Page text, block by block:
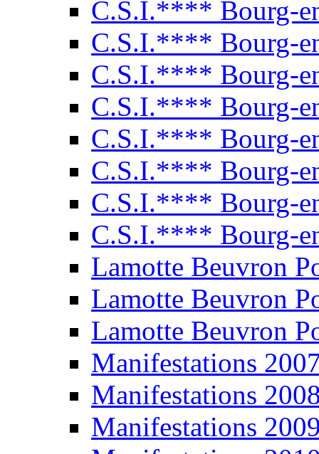
C.S.I.**** Bourg-
C.S.I.**** Bourg-
C.S.I.**** Bourg-
C.S.I.**** Bourg-
C.S.I.**** Bourg-
C.S.I.**** Bourg-
C.S.I.**** Bourg-
C.S.I.**** Bourg-
Lamotte Beuvron
Lamotte Beuvron
Lamotte Beuvron
Manifestations
Manifestations
Manifestations